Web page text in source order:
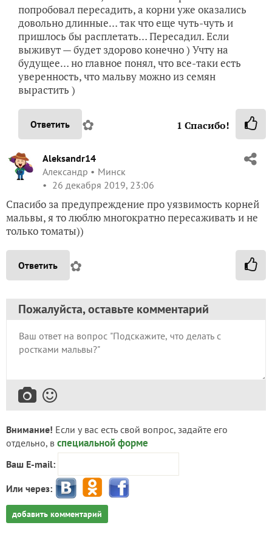
попробовал пересадить, а корни уже оказались
довольно длинные… так что еще чуть-чуть и
пришлось бы расплетать… Пересадил. Если
выживут — будет здорово конечно ) Учту на
будущее… но главное понял, что все-таки есть
уверенность, что мальву можно из семян
вырастить )
Ответить ✿ 1 Спасибо!
Aleksandr14
Александр
Минск
26 декабря 2019, 23:06
Спасибо за предупреждение про уязвимость корней
мальвы, я то люблю многократно пересаживать и не
только томаты))
Ответить ✿
Пожалуйста, оставьте комментарий
Внимание! Если у вас есть свой вопрос, задайте его
отдельно, в специальной форме
Ваш E-mail:
Или через:
добавить комментарий